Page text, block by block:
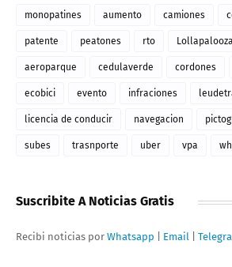
monopatines aumento camiones
patente peatones rto Lollapalooza
aeroparque cedulaverde cordones
ecobici evento infraciones
licencia de conducir navegacion
subes trasnporte uber vpa
Suscribite A Noticias Gratis
Recibi noticias por Whatsapp Email